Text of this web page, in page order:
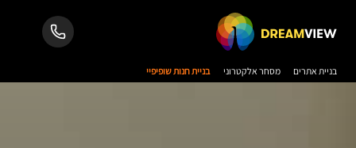
בניית אתרים מסחר אלקטרוני בניית חנות שופיפיי